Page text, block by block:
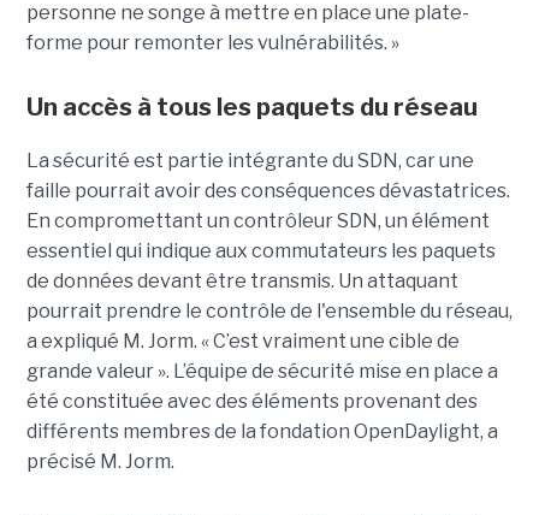
personne ne songe à mettre en place une plate-
forme pour remonter les vulnérabilités. »
Un accès à tous les paquets du réseau
La sécurité est partie intégrante du SDN, car une
faille pourrait avoir des conséquences dévastatrices.
En compromettant un contrôleur SDN, un élément
essentiel qui indique aux commutateurs les paquets
de données devant être transmis. Un attaquant
pourrait prendre le contrôle de l'ensemble du réseau,
a expliqué M. Jorm. « C’est vraiment une cible de
grande valeur ». L’équipe de sécurité mise en place a
été constituée avec des éléments provenant des
différents membres de la fondation OpenDaylight, a
précisé M. Jorm.